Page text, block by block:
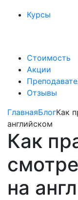
Курсы
Стоимость
Акции
Отзывы
ГлавнаяБлогКак
английском
Как
на